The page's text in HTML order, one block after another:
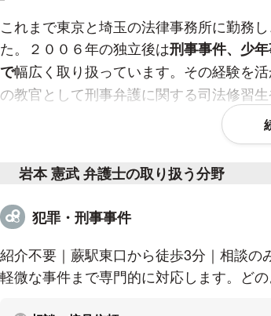
これまで東京と埼玉の法律事務所に勤務
た。２００６年の独立後は刑事事件、少
で幅広く取り扱っています。その経験を
の教官として刑事弁護に関する司法修習
弁護士選びは、迅速かつ慎重にしてくださ
トラブルへの対応は早いに越したことはあ
しかし、トラブルに直面して心細い相談
り、高額な費用を請求したりすることが
まずはお電話またはメールでご相談内容
岩本 憲武 弁護士の取り扱う分野
犯罪・刑事事件
紹介不要｜蕨駅東口から徒歩3分｜相談
軽微な事件まで専門的に対応します。ど